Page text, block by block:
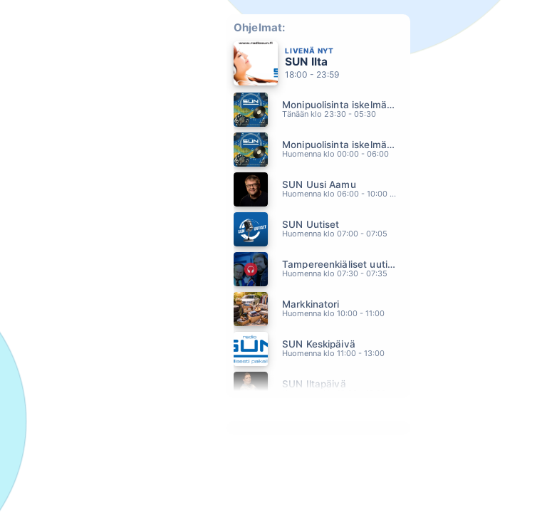
KESÄLLÄ KAIKKI ON TOISIN
KIRKA
16.27
TANSSIT TALOLLA
VARJOKUVA
16.23
ÄSSÄT
16.16
SHEIDI
16.13
JVG
16.09
TOMMI SOIDINMÄKI
16.06
TAPANI KANSA
16.01
JAMES BLUNT
15.56
ANNE MATTILA
15.53
PORTION BOYS
Ohjelmat:
LIVENÄ NYT
SUN Ilta
18:00 - 23:59
Monipuolisinta iskelmää ja parasta poppia
Tänään klo 23:30 - 05:30
Monipuolisinta iskelmää ja parasta poppia
Huomenna klo 00:00 - 06:00
SUN Uusi Aamu
Huomenna klo 06:00 - 10:00 - Studiossa: Kimmo Hoivassilta
SUN Uutiset
Huomenna klo 07:00 - 07:05
Tampereenkiäliset uutiset
Huomenna klo 07:30 - 07:35
Markkinatori
Huomenna klo 10:00 - 11:00
SUN Keskipäivä
Huomenna klo 11:00 - 13:00
SUN Iltapäivä